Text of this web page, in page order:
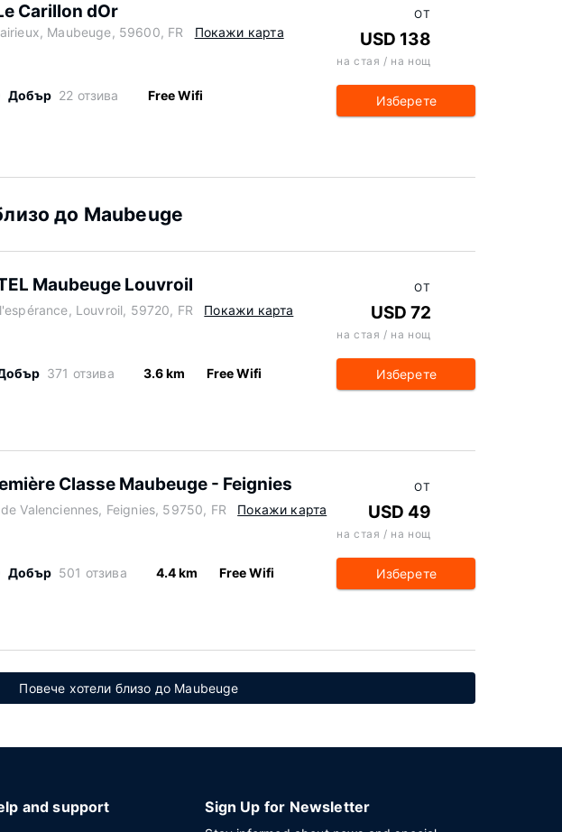
Carillon dOr
Maubeuge, 59600, FR Покажи карта
Добър 22 отзива Free Wifi
ОТ
USD 138
на стая / на нощ
Изберете
до Maubeuge
Maubeuge Louvroil
Louvroil, 59720, FR Покажи карта
371 отзива 3.6 km Free Wifi
ОТ
USD 72
на стая / на нощ
Изберете
Classe Maubeuge - Feignies
Valenciennes, Feignies, 59750, FR Покажи карта
Добър 501 отзива 4.4 km Free Wifi
ОТ
USD 49
на стая / на нощ
Изберете
Повече хотели близо до Maubeuge
and support Sign Up for Newsletter